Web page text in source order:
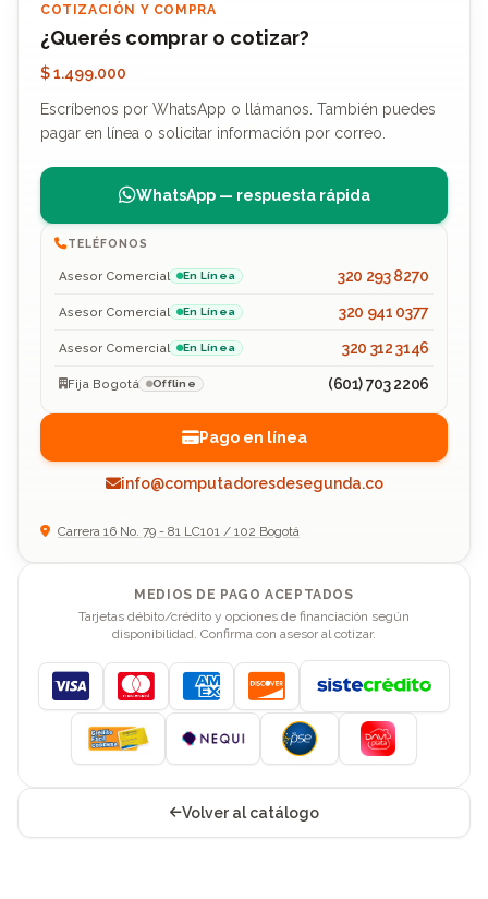
COTIZACIÓN Y COMPRA
¿Querés comprar o cotizar?
$ 1.499.000
Escríbenos por WhatsApp o llámanos. También puedes
pagar en línea o solicitar información por correo.
WhatsApp — respuesta rápida
TELÉFONOS
Asesor Comercial En Línea 320 293 8270
Asesor Comercial En Línea 320 941 0377
Asesor Comercial En Línea 320 312 3146
Fija Bogotá Offline (601) 703 2206
Pago en línea
info@computadoresdesegunda.co
Carrera 16 No. 79 - 81 LC101 / 102 Bogotá
MEDIOS DE PAGO ACEPTADOS
Tarjetas débito/crédito y opciones de financiación según
disponibilidad. Confirma con asesor al cotizar.
Visa MastercardAmerican Express
Discover
Volver al catálogo